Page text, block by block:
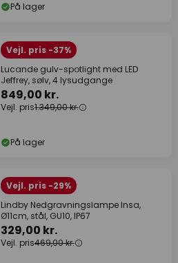
På lager
Vejl. pris -37%
Lucande gulv-spotlight med LED
Jeffrey, sølv, 4 lysudgange
849,00 kr.
Vejl. pris1.349,00 kr.
På lager
Vejl. pris -29%
Lindby Nedgravningslampe Insa,
Ø11cm, stål, GU10, IP67
329,00 kr.
Vejl. pris469,00 kr.